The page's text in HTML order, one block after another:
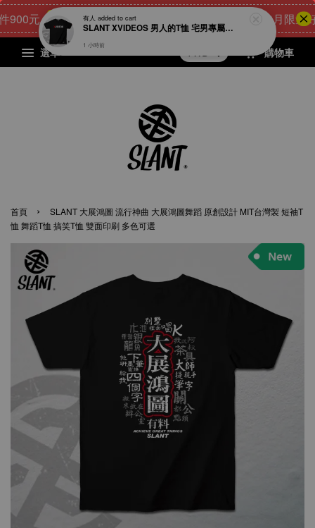
元 點我 立即購 24 天 [8月限量好
選單 購物車
首頁 ›
SLANT 大展鴻圖 流行神曲 大展鴻圖舞蹈 原創設計 MIT台灣製 短袖T
恤 舞蹈T恤 搞笑T恤 雙面印刷 多色可選